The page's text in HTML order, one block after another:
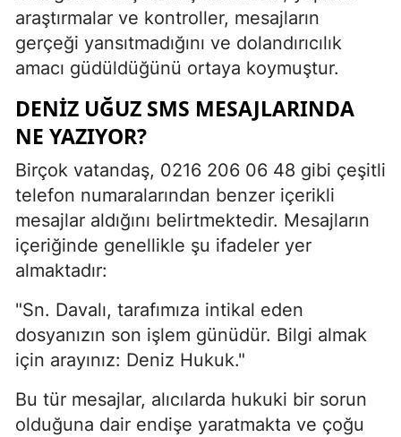
araştırmalar ve kontroller, mesajların
gerçeği yansıtmadığını ve dolandırıcılık
amacı güdüldüğünü ortaya koymuştur.
DENIZ UĞUZ SMS MESAJLARINDA
NE YAZIYOR?
Birçok vatandaş, 0216 206 06 48 gibi çeşitli
telefon numaralarından benzer içerikli
mesajlar aldığını belirtmektedir. Mesajların
içeriğinde genellikle şu ifadeler yer
almaktadır:
"Sn. Davalı, tarafımıza intikal eden
dosyanızın son işlem günüdür. Bilgi almak
için arayınız: Deniz Hukuk."
Bu tür mesajlar, alıcılarda hukuki bir sorun
olduğuna dair endişe yaratmakta ve çoğu